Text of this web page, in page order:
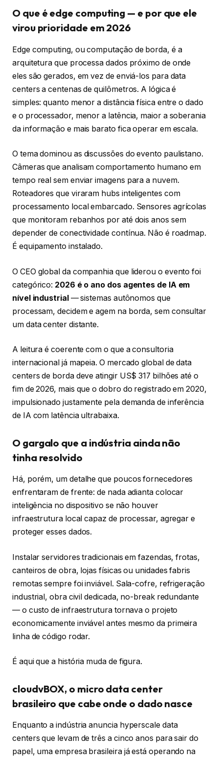
O que é edge computing — e por que ele
virou prioridade em 2026
Edge computing, ou computação de borda, é a
arquitetura que processa dados próximo de onde
eles são gerados, em vez de enviá-los para data
centers a centenas de quilômetros. A lógica é
simples: quanto menor a distância física entre o dado
e o processador, menor a latência, maior a soberania
da informação e mais barato fica operar em escala.
O tema dominou as discussões do evento paulistano.
Câmeras que analisam comportamento humano em
tempo real sem enviar imagens para a nuvem.
Roteadores que viraram hubs inteligentes com
processamento local embarcado. Sensores agrícolas
que monitoram rebanhos por até dois anos sem
depender de conectividade contínua. Não é roadmap.
É equipamento instalado.
O CEO global da companhia que liderou o evento foi
categórico: 2026 é o ano dos agentes de IA em
nível industrial— sistemas autônomos que
processam, decidem e agem na borda, sem consultar
um data center distante.
A leitura é coerente com o que a consultoria
internacional já mapeia. O mercado global de data
centers de borda deve atingir US$ 317 bilhões até o
fim de 2026, mais que o dobro do registrado em 2020,
impulsionado justamente pela demanda de inferência
de IA com latência ultrabaixa.
O gargalo que a indústria ainda não
tinha resolvido
Há, porém, um detalhe que poucos fornecedores
enfrentaram de frente: de nada adianta colocar
inteligência no dispositivo se não houver
infraestrutura local capaz de processar, agregar e
proteger esses dados.
Instalar servidores tradicionais em fazendas, frotas,
canteiros de obra, lojas físicas ou unidades fabris
remotas sempre foi inviável. Sala-cofre, refrigeração
industrial, obra civil dedicada, no-break redundante
— o custo de infraestrutura tornava o projeto
economicamente inviável antes mesmo da primeira
linha de código rodar.
É aqui que a história muda de figura.
cloudvBOX, o micro data center
brasileiro que cabe onde o dado nasce
Enquanto a indústria anuncia hyperscale data
centers que levam de três a cinco anos para sair do
papel, uma empresa brasileira já está operando na